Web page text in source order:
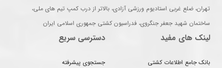
تهران، ضلع غربی استادیوم ورزشی آزادی، بالاتر از درب کمپ تیم های ملی،
ساختمان شهید جعفر جنگروی، فدراسیون کشتی جمهوری اسلامی ایران
لینک های مفید
بانک جامع اطلاعات کشتی
دسترسی سریع
جستجوی پیشرفته